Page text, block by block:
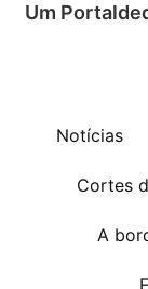
Um
Notícias
Cortes
A